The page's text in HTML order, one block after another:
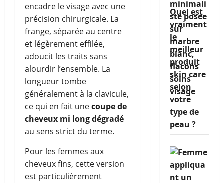
encadre le visage avec une
précision chirurgicale. La
frange, séparée au centre
et légèrement effilée,
adoucit les traits sans
alourdir l’ensemble. La
longueur tombe
généralement à la clavicule,
ce qui en fait unecoupe de
cheveux mi long dégradé
au sens strict du terme.
Pour les femmes aux
cheveux fins, cette version
est particulièrement
Quel est
vraiment
le
meilleur
produit
skin care
selon
votre
type de
peau ?